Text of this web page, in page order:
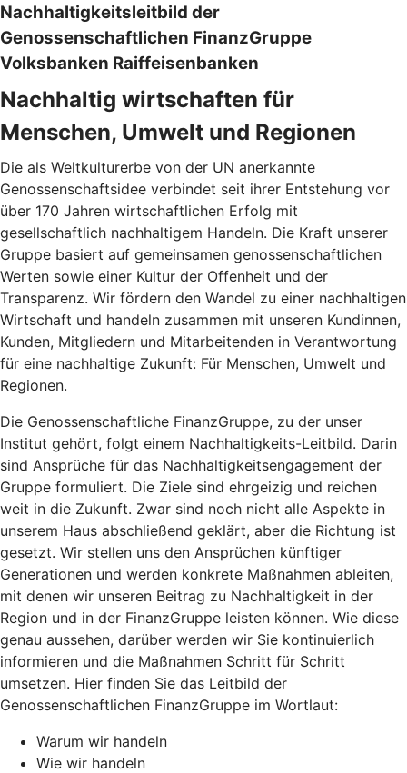
Nachhaltigkeitsleitbild der
Genossenschaftlichen FinanzGruppe
Volksbanken Raiffeisenbanken
Nachhaltig wirtschaften für
Menschen, Umwelt und Regionen
Die als Weltkulturerbe von der UN anerkannte
Genossenschaftsidee verbindet seit ihrer Entstehung vor
über 170 Jahren wirtschaftlichen Erfolg mit
gesellschaftlich nachhaltigem Handeln. Die Kraft unserer
Gruppe basiert auf gemeinsamen genossenschaftlichen
Werten sowie einer Kultur der Offenheit und der
Transparenz. Wir fördern den Wandel zu einer nachhaltigen
Wirtschaft und handeln zusammen mit unseren Kundinnen,
Kunden, Mitgliedern und Mitarbeitenden in Verantwortung
für eine nachhaltige Zukunft: Für Menschen, Umwelt und
Regionen.
Die Genossenschaftliche FinanzGruppe, zu der unser
Institut gehört, folgt einem Nachhaltigkeits-Leitbild. Darin
sind Ansprüche für das Nachhaltigkeitsengagement der
Gruppe formuliert. Die Ziele sind ehrgeizig und reichen
weit in die Zukunft. Zwar sind noch nicht alle Aspekte in
unserem Haus abschließend geklärt, aber die Richtung ist
gesetzt. Wir stellen uns den Ansprüchen künftiger
Generationen und werden konkrete Maßnahmen ableiten,
mit denen wir unseren Beitrag zu Nachhaltigkeit in der
Region und in der FinanzGruppe leisten können. Wie diese
genau aussehen, darüber werden wir Sie kontinuierlich
informieren und die Maßnahmen Schritt für Schritt
umsetzen. Hier finden Sie das Leitbild der
Genossenschaftlichen FinanzGruppe im Wortlaut:
Warum wir handeln
Wie wir handeln